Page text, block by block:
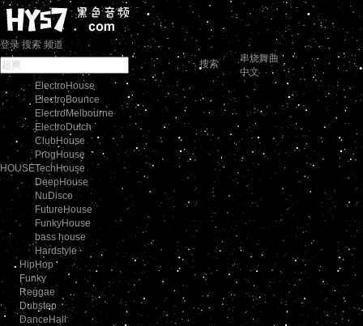
登录 搜索 频道
搜索
串烧舞曲
中文
HOUSE
ElectroHouse
ElectroBounce
ElectroMelbourne
ElectroDutch
ClubHouse
ProgHouse
TechHouse
DeepHouse
NuDisco
FutureHouse
FunkyHouse
bass house
Hardstyle
HipHop
Funky
Reggae
Dubstep
DanceHall